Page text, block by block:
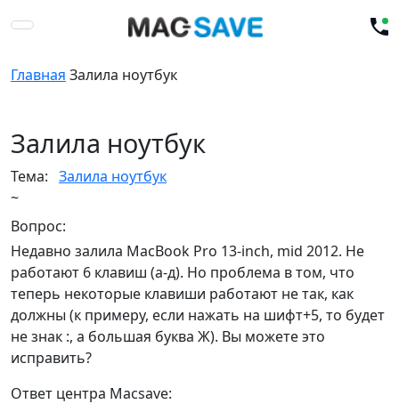
Главная Залила ноутбук
Залила ноутбук
Тема: Залила ноутбук
~
Вопрос:
Недавно залила MacBook Pro 13-inch, mid 2012. Не
работают 6 клавиш (а-д). Но проблема в том, что
теперь некоторые клавиши работают не так, как
должны (к примеру, если нажать на шифт+5, то будет
не знак :, а большая буква Ж). Вы можете это
исправить?
Ответ центра Macsave: